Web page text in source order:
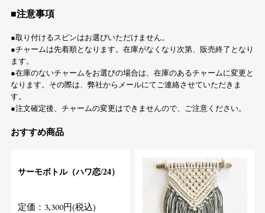
■注意事項
●取り付けるスピンはお選びいただけません。
●チャームは先着順となります。在庫がなくなり次第、販売終了となり
ます。
●在庫のないチャームをお選びの場合は、在庫のあるチャームに変更と
なります。その際は、弊社からメールにてご連絡させていただきま
す。
●注文確定後、チャームの変更はできませんので、ご注意ください。
おすすめ商品
サーモボトル（ハワ恋/24）
定価：3,300円(税込)